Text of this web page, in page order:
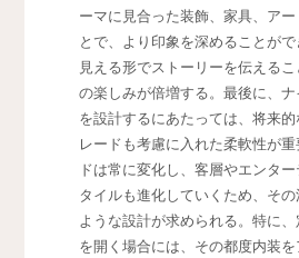
ーマに見合った装飾、家具、ア
とで、より印象を深めることが
見える形でストーリーを伝える
の楽しみが倍増する。最後に、
を設計するにあたっては、将来
レードも考慮に入れた柔軟性が
ドは常に変化し、客層やエンタ
タイルも進化していくため、そ
ような設計が求められる。特に
を開く場合には、その都度内装